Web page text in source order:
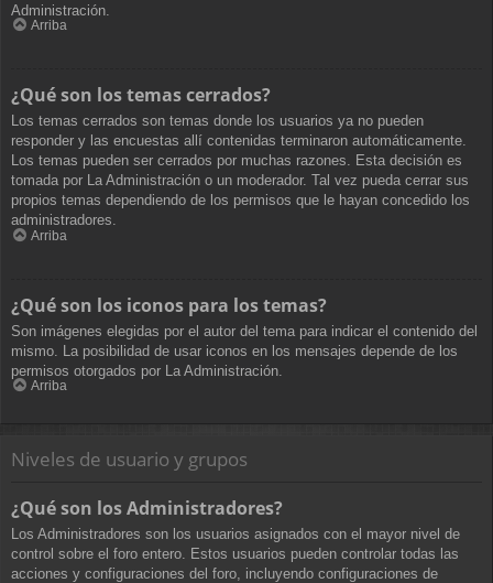
Administración.
Arriba
¿Qué son los temas cerrados?
Los temas cerrados son temas donde los usuarios ya no pueden
responder y las encuestas allí contenidas terminaron automáticamente.
Los temas pueden ser cerrados por muchas razones. Esta decisión es
tomada por La Administración o un moderador. Tal vez pueda cerrar sus
propios temas dependiendo de los permisos que le hayan concedido los
administradores.
Arriba
¿Qué son los iconos para los temas?
Son imágenes elegidas por el autor del tema para indicar el contenido del
mismo. La posibilidad de usar iconos en los mensajes depende de los
permisos otorgados por La Administración.
Arriba
Niveles de usuario y grupos
¿Qué son los Administradores?
Los Administradores son los usuarios asignados con el mayor nivel de
control sobre el foro entero. Estos usuarios pueden controlar todas las
acciones y configuraciones del foro, incluyendo configuraciones de